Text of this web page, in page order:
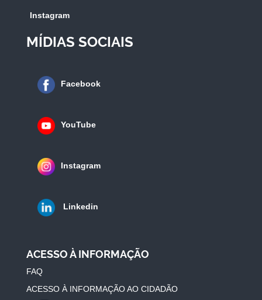
Instagram
MÍDIAS SOCIAIS
Facebook
YouTube
Instagram
Linkedin
ACESSO À INFORMAÇÃO
FAQ
ACESSO À INFORMAÇÃO AO CIDADÃO